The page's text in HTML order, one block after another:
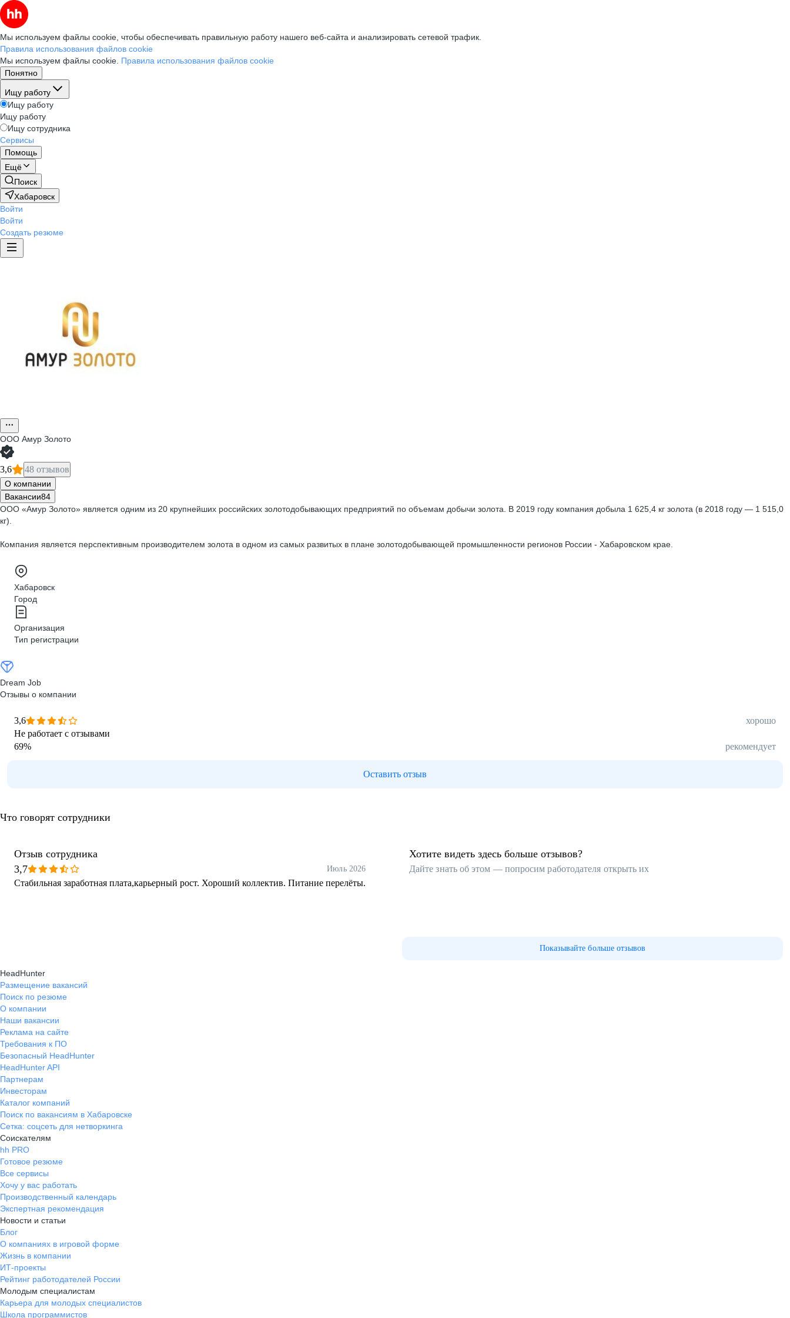
Мы используем файлы cookie, чтобы обеспечивать правильную работу нашего веб-сайта и анализировать сетевой трафик.
Правила использования файлов cookie
Мы используем файлы cookie. Правила использования файлов cookie
Понятно
Ищу работу
Ищу работу
Ищу работу
Ищу сотрудника
Сервисы
Помощь
Ещё
Поиск
Хабаровск
Войти
Войти
Создать резюме
ООО Амур Золото
3,6 48 отзывов
О компании
Вакансии84
ООО «Амур Золото» является одним из 20 крупнейших российских золотодобывающих предприятий по объемам добычи золота. В 2019 году компания добыла 1 625,4 кг золота (в 2018 году — 1 515,0
кг).
Компания является перспективным производителем золота в одном из самых развитых в плане золотодобывающей промышленности регионов России - Хабаровском крае.
Хабаровск
Город
Организация
Тип регистрации
Dream Job
Отзывы о компании
3,6
хорошо
Не работает с отзывами
69% рекомендует
Оставить отзыв
Что говорят сотрудники
Отзыв сотрудника
3,7
Июль 2026
Стабильная заработная плата,карьерный рост. Хороший коллектив. Питание перелёты.
Хотите видеть здесь больше отзывов?
Дайте знать об этом — попросим работодателя открыть их
Показывайте больше отзывов
HeadHunter
Размещение вакансий
Поиск по резюме
О компании
Наши вакансии
Реклама на сайте
Требования к ПО
Безопасный HeadHunter
HeadHunter API
Партнерам
Инвесторам
Каталог компаний
Поиск по вакансиям в Хабаровске
Сетка: соцсеть для нетворкинга
Соискателям
hh PRO
Готовое резюме
Все сервисы
Хочу у вас работать
Производственный календарь
Экспертная рекомендация
Новости и статьи
Блог
О компаниях в игровой форме
Жизнь в компании
ИТ-проекты
Рейтинг работодателей России
Молодым специалистам
Карьера для молодых специалистов
Школа программистов